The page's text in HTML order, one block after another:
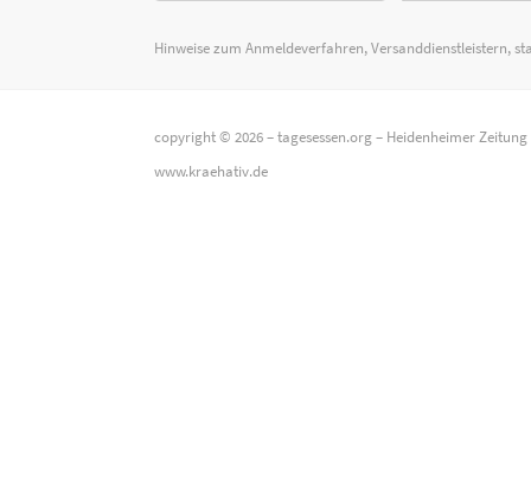
Hinweise zum Anmeldeverfahren, Versanddienstleistern,
copyright © 2026 –tagesessen.org– Heidenheimer Zeitung
www.kraehativ.de